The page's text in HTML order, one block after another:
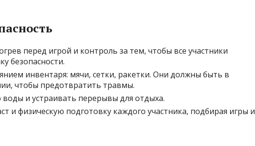
перед игрой и контроль за тем, чтобы все участники
безопасности.
инвентаря: мячи, сетки, ракетки. Они должны быть в
чтобы предотвратить травмы.
и устраивать перерывы для отдыха.
и физическую подготовку каждого участника, подбирая игры и